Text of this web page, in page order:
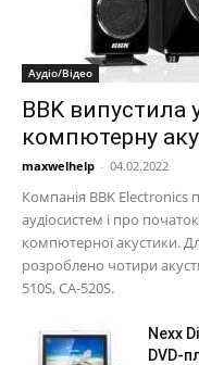
Аудіо/Відео
BBK випустила
компютерну
maxwelhelp - 04.02.2022
Компанія BBK Electronics
аудіосистем і про
компютерної акустики.
розроблено чотири
510S, CA-520S.
Nexx
DVD-